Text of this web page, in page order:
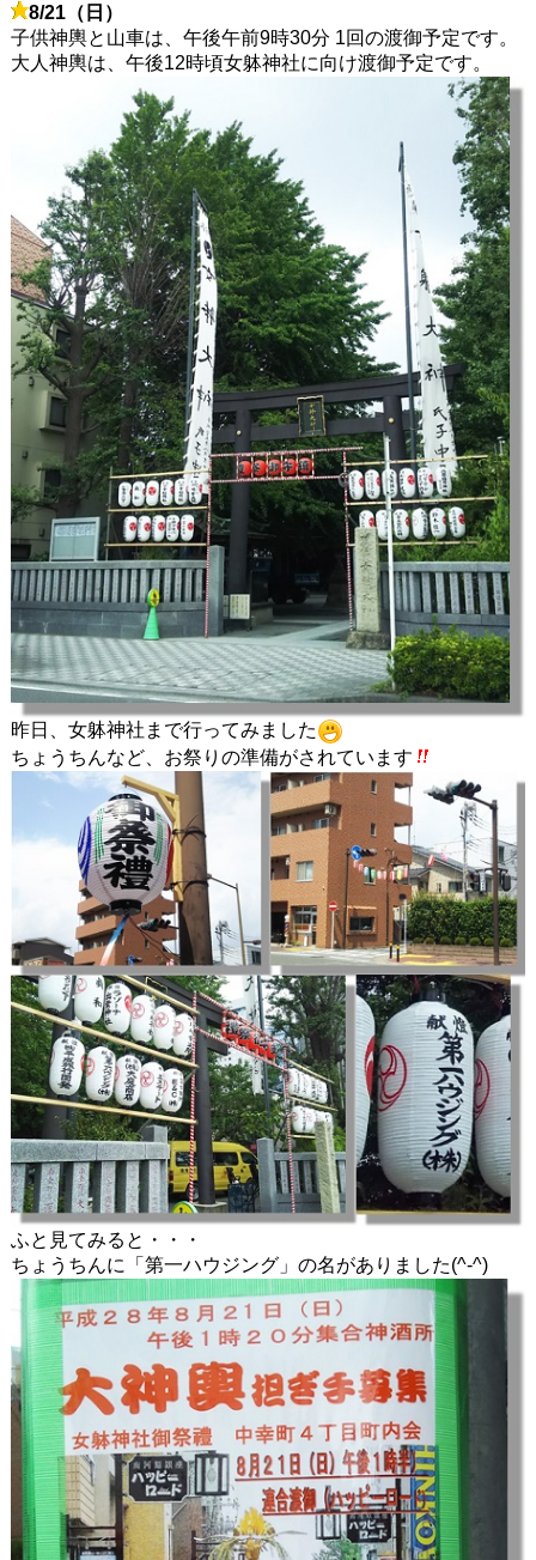
8/21（日）
子供神輿と山車は、午後午前9時30分 1回の渡御予定です。
大人神輿は、午後12時頃女躰神社に向け渡御予定です。
昨日、女躰神社まで行ってみました
ちょうちんなど、お祭りの準備がされています
ふと見てみると・・・
ちょうちんに「第一ハウジング」の名がありました(^-^)